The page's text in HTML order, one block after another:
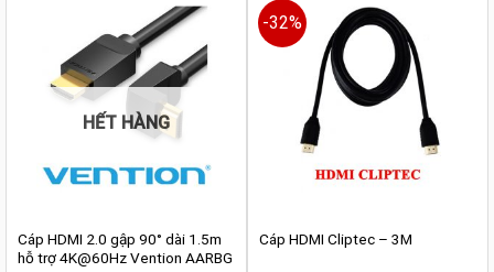
HẾT HÀNG
Cáp HDMI 2.0 gập 90° dài 1.5m
hỗ trợ 4K@60Hz Vention AARBG
-32%
Cáp HDMI Cliptec – 3M